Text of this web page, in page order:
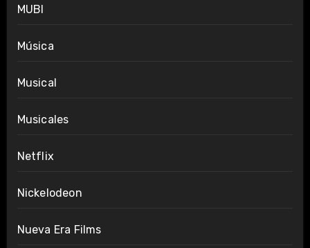
MUBI
Música
Musical
Musicales
Netflix
Nickelodeon
Nueva Era Films